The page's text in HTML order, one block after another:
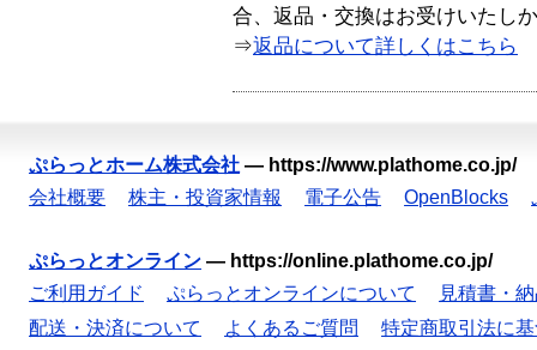
合、返品・交換はお受けいたし
⇒返品について詳しくはこちら
ぷらっとホーム株式会社 — https://www.plathome.co.jp/
会社概要
株主・投資家情報 電子公告 OpenBlocks
ぷらっとオンライン — https://online.plathome.co.jp/
ご利用ガイド
ぷらっとオンラインについて
見積書・
配送・決済について
よくあるご質問
特定商取引法に